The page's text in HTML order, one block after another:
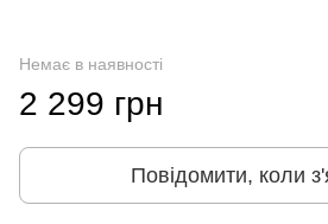
Немає в наявності
2 299 грн
Повідомити, коли